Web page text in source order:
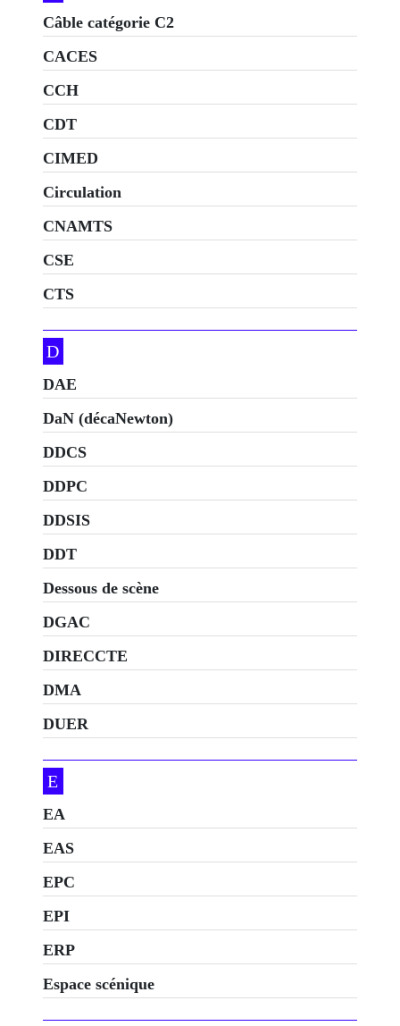
Câble catégorie C2
CACES
CCH
CDT
CIMED
Circulation
CNAMTS
CSE
CTS
D
DAE
DaN (décaNewton)
DDCS
DDPC
DDSIS
DDT
Dessous de scène
DGAC
DIRECCTE
DMA
DUER
E
EA
EAS
EPC
EPI
ERP
Espace scénique